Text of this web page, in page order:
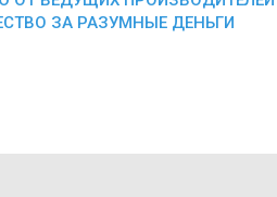
ЗА РАЗУМНЫЕ ДЕНЬГИ